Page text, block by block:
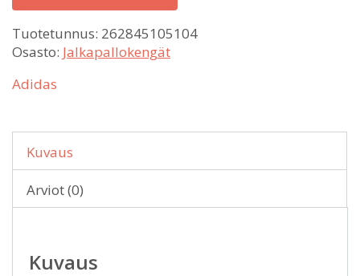
Tuotetunnus: 262845105104
Osasto: Jalkapallokengät
Adidas
Kuvaus
Arviot (0)
Kuvaus